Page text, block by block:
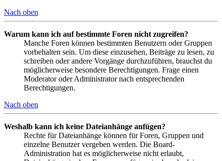
Nach oben
Warum kann ich auf bestimmte Foren nicht zugreifen?
Manche Foren können bestimmten Benutzern oder Gruppen
vorbehalten sein. Um diese einzusehen, Beiträge zu lesen, zu
schreiben oder andere Vorgänge durchzuführen, brauchst du
möglicherweise besondere Berechtigungen. Frage einen
Moderator oder Administrator nach entsprechenden
Berechtigungen.
Nach oben
Weshalb kann ich keine Dateianhänge anfügen?
Rechte für Dateianhänge können für Foren, Gruppen und
einzelne Benutzer vergeben werden. Die Board-
Administration hat es möglicherweise nicht erlaubt,